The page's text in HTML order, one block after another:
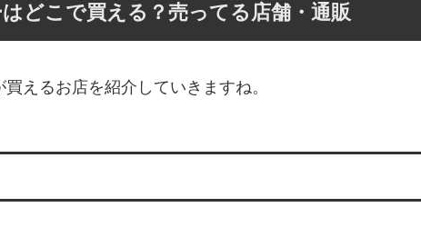
どこで買える？売ってる店舗・通販
えるお店を紹介していきますね。